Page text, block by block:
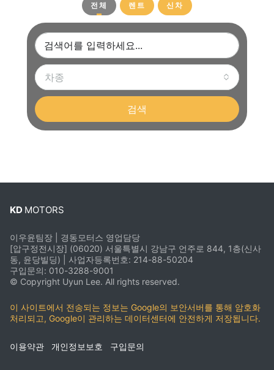
전체 렌트 신차
차종
검색
KD MOTORS
이우윤팀장 | 경동모터스 영업담당
[압구정전시장] (06020) 서울특별시 강남구 언주로 844, 1층(신사
동, 윤당빌딩) | 사업자등록번호: 214-88-50204
구입문의: 010-3288-9001
© Copyright Uyun Lee. All rights reserved.
이 사이트에서 전송되는 정보는 Google의 보안서버를 통해 암호화
처리되고, Google이 관리하는 데이터센터에 안전하게 저장됩니다.
이용약관 개인정보보호 구입문의